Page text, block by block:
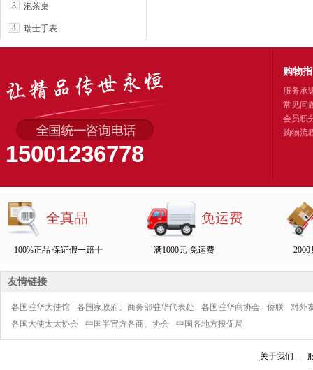
3 泡茶桌
4 瑞士手表
15001236778
购物
服务承
常见问
会员积
购物流
全真品
100%正品 保证假一赔十
免运费
满1000元 免运费
友情链接
各国驻华大使馆 各国家政府、商务部驻华代表处 各国驻华商协会 侨联
对外
各国大使太太协会
中国半官方各商、协会 中国各地方投促局
关于我们 -